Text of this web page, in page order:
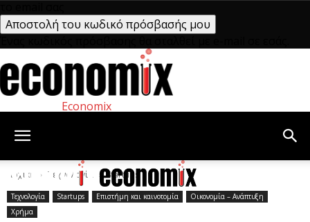
Economix
Αρχική Τεχνολογία Startups
Τεχνολογία Startups Επιστήμη και καινοτομία
Οικονομία – Ανάπτυξη
Χρήμα